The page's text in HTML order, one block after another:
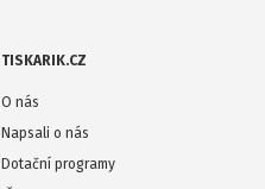
TISKARIK.CZ
O nás
Napsali o nás
Dotační programy